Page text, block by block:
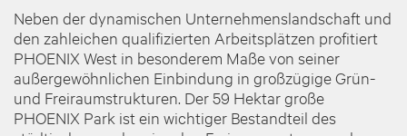
Neben der dynamischen Unternehmenslandschaft und
den zahleichen qualifizierten Arbeitsplätzen profitiert
PHOENIX West in besonderem Maße von seiner
außergewöhnlichen Einbindung in großzügige Grün-
und Freiraumstrukturen. Der 59 Hektar große
PHOENIX Park ist ein wichtiger Bestandteil des